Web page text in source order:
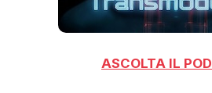
ASCOLTA IL